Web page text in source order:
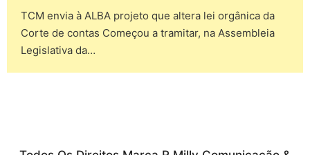
TCM envia à ALBA projeto que altera lei orgânica da
Corte de contas Começou a tramitar, na Assembleia
Legislativa da…